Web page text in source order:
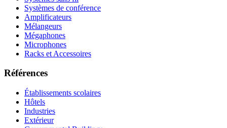
Systèmes de conférence
Amplificateurs
Mélangeurs
Mégaphones
Microphones
Racks et Accessoires
Références
Établissements scolaires
Hôtels
Industries
Extérieur